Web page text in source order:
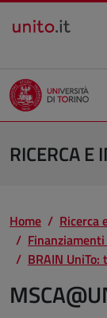
Salta al contenuto
RICERCA E
Home
Ricerca
BRAIN